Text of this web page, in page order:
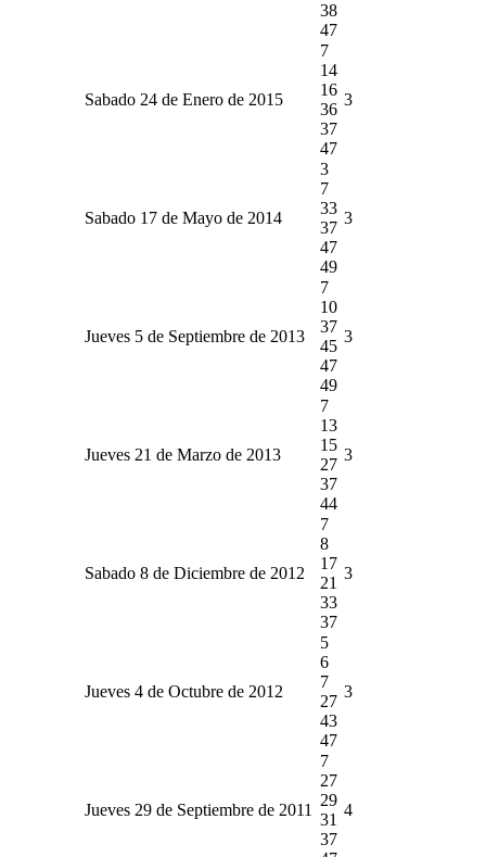
38
47
Sabado 24 de Enero de 2015
7
14
16
36
37
47
3
Sabado 17 de Mayo de 2014
3
7
33
37
47
49
3
Jueves 5 de Septiembre de 2013
7
10
37
45
47
49
3
Jueves 21 de Marzo de 2013
7
13
15
27
37
44
3
Sabado 8 de Diciembre de 2012
7
8
17
21
33
37
3
Jueves 4 de Octubre de 2012
5
6
7
27
43
47
3
Jueves 29 de Septiembre de 2011
7
27
29
31
37
4